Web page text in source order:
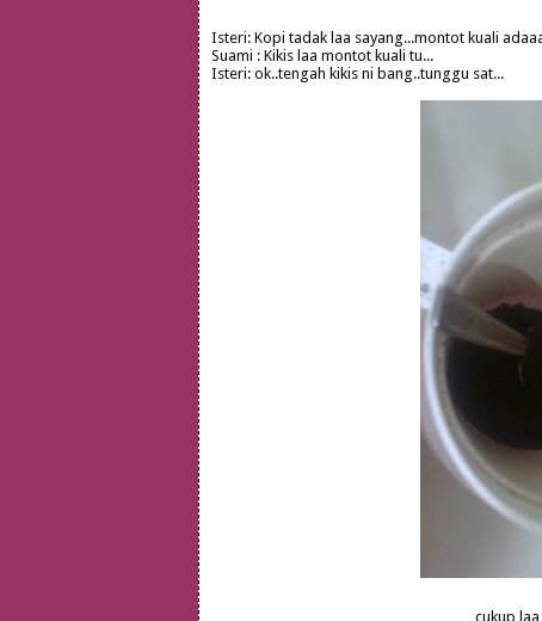
Isteri: Kopi tadak laa sayang...montot kuali
Suami : Kikis laa montot kuali tu...
Isteri: ok..tengah kikis ni bang..tunggu sat...
cukup